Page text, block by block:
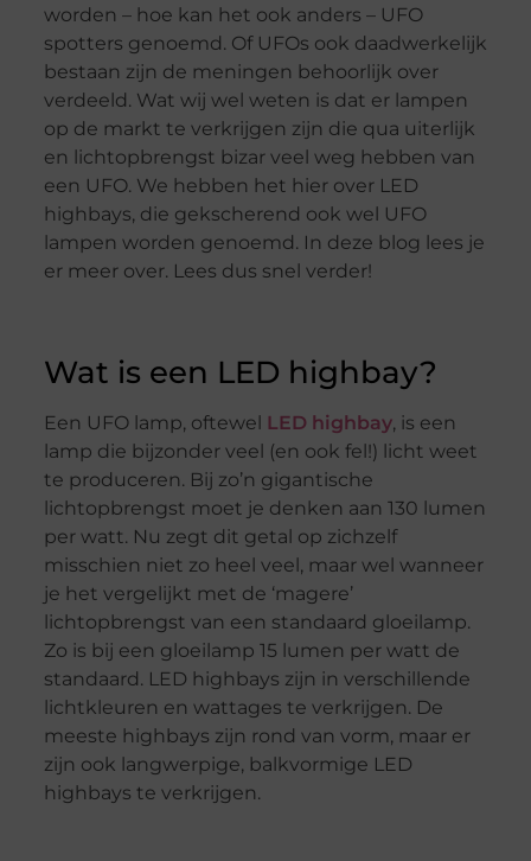
worden – hoe kan het ook anders – UFO
spotters genoemd. Of UFOs ook daadwerkelijk
bestaan zijn de meningen behoorlijk over
verdeeld. Wat wij wel weten is dat er lampen
op de markt te verkrijgen zijn die qua uiterlijk
en lichtopbrengst bizar veel weg hebben van
een UFO. We hebben het hier over LED
highbays, die gekscherend ook wel UFO
lampen worden genoemd. In deze blog lees je
er meer over. Lees dus snel verder!
Wat is een LED highbay?
Een UFO lamp, oftewel LED highbay, is een
lamp die bijzonder veel (en ook fel!) licht weet
te produceren. Bij zo’n gigantische
lichtopbrengst moet je denken aan 130 lumen
per watt. Nu zegt dit getal op zichzelf
misschien niet zo heel veel, maar wel wanneer
je het vergelijkt met de ‘magere’
lichtopbrengst van een standaard gloeilamp.
Zo is bij een gloeilamp 15 lumen per watt de
standaard. LED highbays zijn in verschillende
lichtkleuren en wattages te verkrijgen. De
meeste highbays zijn rond van vorm, maar er
zijn ook langwerpige, balkvormige LED
highbays te verkrijgen.